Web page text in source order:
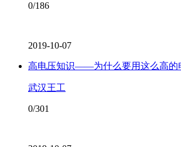
0/186
2019-10-07
高电压知识——为什么要用这么高的
武汉王工
0/301